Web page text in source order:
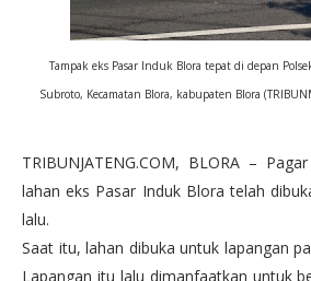
Tampak eks Pasar Induk Blora tepat di depan
Subroto, Kecamatan Blora, kabupaten Blora
TRIBUNJATENG.COM, BLORA –
lahan eks Pasar Induk Blora telah
lalu.
Saat itu, lahan dibuka untuk lapangan
Lapangan itu lalu dimanfaatkan untuk